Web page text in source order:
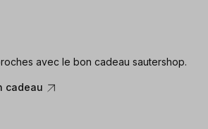
avec le bon cadeau sautershop.
cadeau